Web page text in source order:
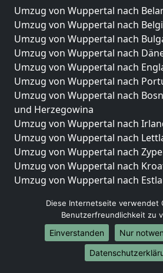
Umzug von Wuppertal nach
Umzug von Wuppertal nach
Umzug von Wuppertal nach
Umzug von Wuppertal nach
Umzug von Wuppertal nach
Umzug von Wuppertal nach
Umzug von Wuppertal nach
und Herzegowina
Umzug von Wuppertal nach
Umzug von Wuppertal nach
Umzug von Wuppertal nach
Umzug von Wuppertal nach
Umzug von Wuppertal nach
Umzug von Wuppertal nach
Umzug von Wuppertal nach
Umzug von Wuppertal nach
Umzug von Wuppertal nach
Umzug von Wuppertal nach
Diese Internetseite verwendet
Benutzerfreundlichkeit zu
Einverstanden
Nur